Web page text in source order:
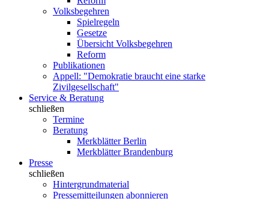
Volksbegehren
Spielregeln
Gesetze
Übersicht Volksbegehren
Reform
Publikationen
Appell: "Demokratie braucht eine starke
Zivilgesellschaft"
Service & Beratung
schließen
Termine
Beratung
Merkblätter Berlin
Merkblätter Brandenburg
Presse
schließen
Hintergrundmaterial
Pressemitteilungen abonnieren